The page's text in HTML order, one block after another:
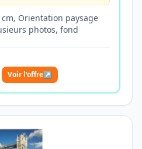
Orientation paysage
photos, fond
Voir l'offre↗